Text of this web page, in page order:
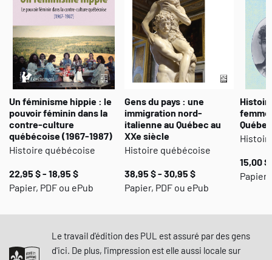
Un féminisme hippie : le
pouvoir féminin dans la
contre-culture
québécoise (1967-1987)
Histoire québécoise
22,95 $ - 18,95 $
Papier, PDF ou ePub
Gens du pays : une
immigration nord-
italienne au Québec au
XXe siècle
Histoire québécoise
38,95 $ - 30,95 $
Papier, PDF ou ePub
15,00 $
Papier,
Le travail d'édition des PUL est assuré par des gens
d'ici. De plus, l'impression est elle aussi locale sur